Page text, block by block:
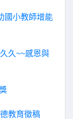
國小教師增能
久~~感恩與
教育徵稿